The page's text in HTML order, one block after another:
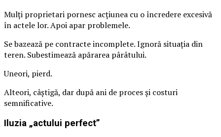
Mulți proprietari pornesc acțiunea cu o încredere excesivă
în actele lor. Apoi apar problemele.
Se bazează pe contracte incomplete. Ignoră situația din
teren. Subestimează apărarea pârâtului.
Uneori, pierd.
Alteori, câștigă, dar după ani de proces și costuri
semnificative.
Iluzia „actului perfect”